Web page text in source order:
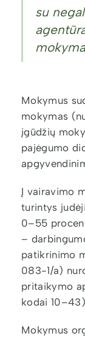
su
Mokymus
mokymas
įgūdžių
pajėgumo
Į vairavimo
turintys
0–55
–
patikrinimo
083-1/a)
pritaikymo
kodai
Mokymus